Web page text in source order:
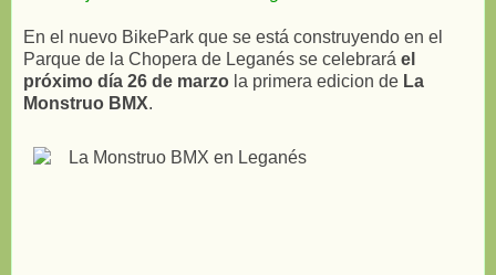
En el nuevo BikePark que se está construyendo en el
Parque de la Chopera de Leganés se celebrará el
próximo día 26 de marzo la primera edicion de La
Monstruo BMX.